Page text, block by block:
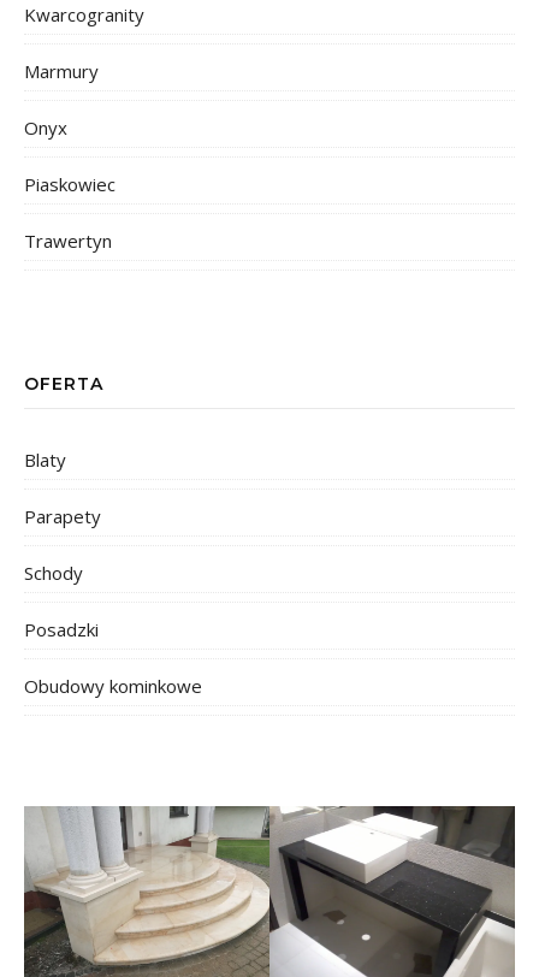
Kwarcogranity
Marmury
Onyx
Piaskowiec
Trawertyn
OFERTA
Blaty
Parapety
Schody
Posadzki
Obudowy kominkowe